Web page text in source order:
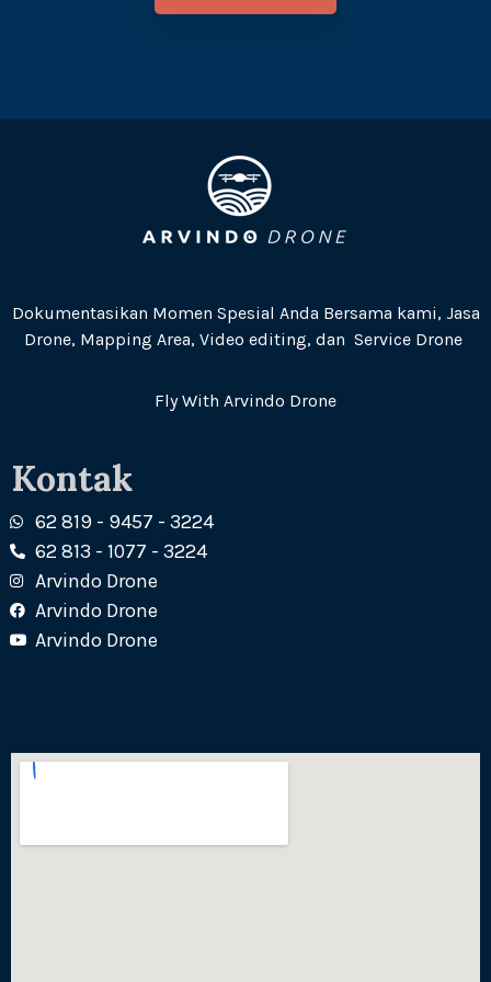
Dokumentasikan Momen Spesial Anda Bersama kami, Jasa
Drone, Mapping Area, Video editing, dan Service Drone
Fly With Arvindo Drone
Kontak
62 819 - 9457 - 3224
62 813 - 1077 - 3224
Arvindo Drone
Arvindo Drone
Arvindo Drone